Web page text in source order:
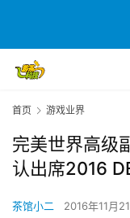
首页 游戏业界
完美世界高级
认出席2016
茶馆小二 2016年11月